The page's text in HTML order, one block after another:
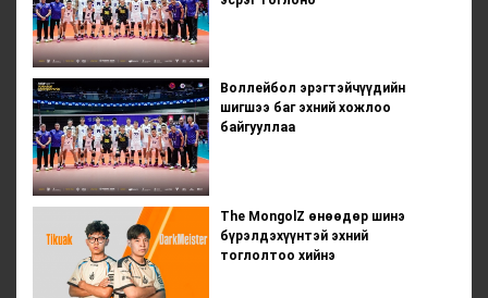
Воллейбол эрэгтэйчүүдийн
шигшээ баг эхний хожлоо
байгууллаа
The MongolZ өнөөдөр шинэ
бүрэлдэхүүнтэй эхний
тоглолтоо хийнэ